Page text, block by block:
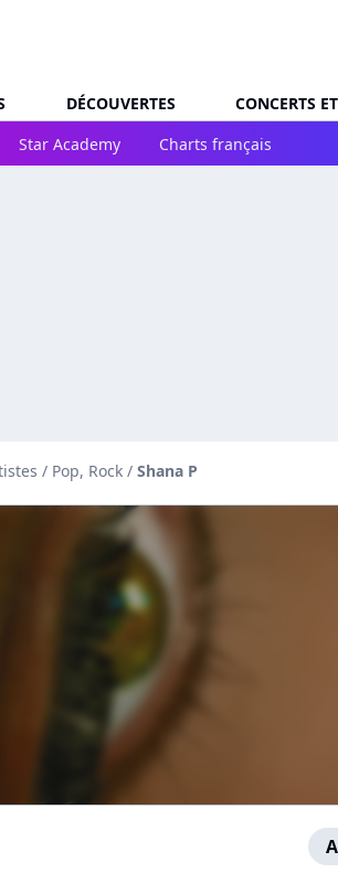
DÉCOUVERTES CONCERTS
Star Academy Charts français
/ Pop, Rock / Shana P